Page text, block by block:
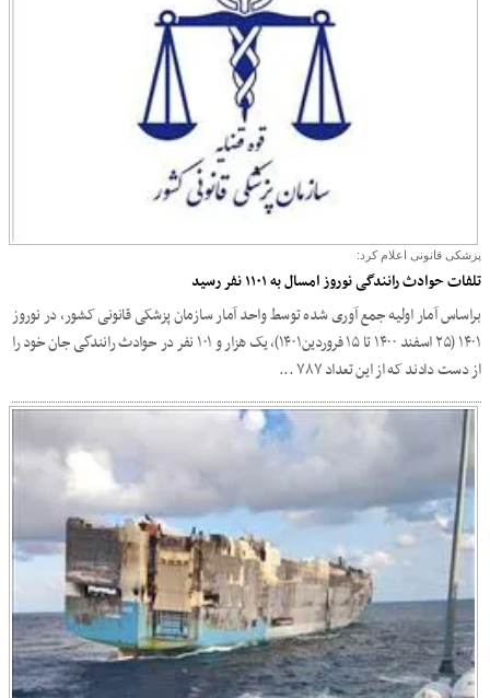
پزشکی قانونی اعلام کرد:
تلفات حوادث رانندگی نوروز امسال به ۱۱۰۱ نفر رسید
براساس آمار اولیه جمع آوری شده توسط واحد آمار سازمان پزشکی قانونی کشور، در نوروز
۱۴۰۱ (۲۵ اسفند ۱۴۰۰ تا ۱۵ فروردین۱۴۰۱)، یک هزار و ۱۰۱ نفر در حوادث رانندگی جان خود را
از دست دادند که از این تعداد ۷۸۷ ...